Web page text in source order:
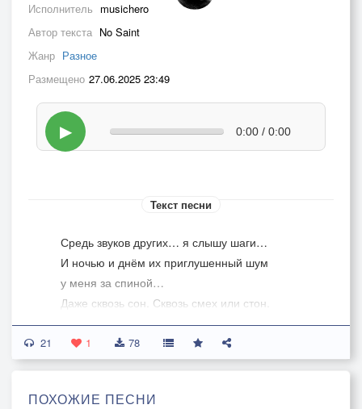
Исполнитель musichero
Автор текста No Saint
Жанр Разное
Размещено 27.06.2025 23:49
▶ 0:00 / 0:00
Текст песни
Средь звуков других… я слышу шаги…
И ночью и днём их приглушенный шум
у меня за спиной…
Даже сквозь сон. Сквозь смех или стон.
И я понимаю, что этот идущий
идёт лишь за мной…
пусть даже навстречу ему, развернувшись
21 1 78
ПОХОЖИЕ ПЕСНИ